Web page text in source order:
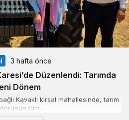
3 hafta önce
Düzenlendi: Tarımda
Dönem
Kavaklı kırsal mahallesinde, tarım
tüm...